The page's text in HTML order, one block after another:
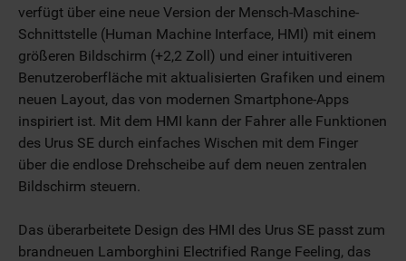
verfügt über eine neue Version der Mensch-Maschine-
Schnittstelle (Human Machine Interface, HMI) mit einem
größeren Bildschirm (+2,2 Zoll) und einer intuitiveren
Benutzeroberfläche mit aktualisierten Grafiken und einem
neuen Layout, das von modernen Smartphone-Apps
inspiriert ist. Mit dem HMI kann der Fahrer alle Funktionen
des Urus SE durch einfaches Wischen mit dem Finger
über die endlose Drehscheibe auf dem neuen zentralen
Bildschirm steuern.
Das überarbeitete Design des HMI des Urus SE passt zum
brandneuen Lamborghini Electrified Range Feeling, das